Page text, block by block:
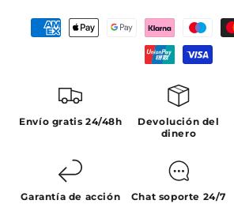
Envío gratis 24/48h
Devolución del
dinero
Garantía de acción Chat soporte 24/7